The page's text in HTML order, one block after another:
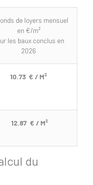
de loyers mensuel
en €/m²
les baux conclus en
2026
10.73 € / M²
12.87 € / M²
du